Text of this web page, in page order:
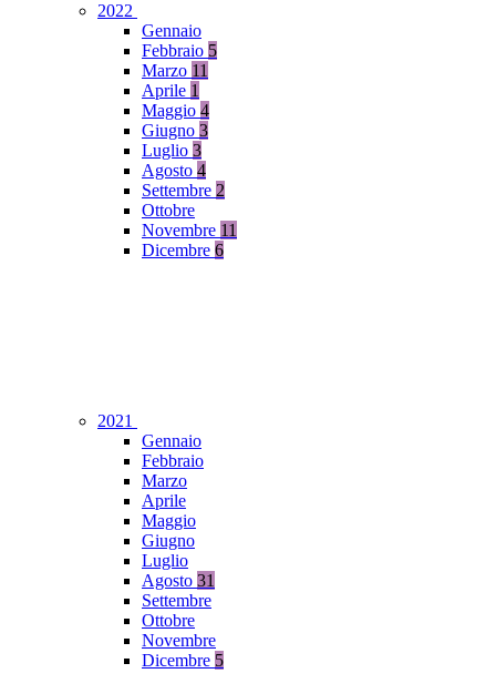
2022
Gennaio
Febbraio 5
Marzo 11
Aprile 1
Maggio 4
Giugno 3
Luglio 3
Agosto 4
Settembre 2
Ottobre
Novembre 11
Dicembre 6
2021
Gennaio
Febbraio
Marzo
Aprile
Maggio
Giugno
Luglio
Agosto 31
Settembre
Ottobre
Novembre
Dicembre 5